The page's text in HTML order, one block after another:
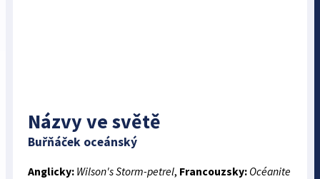
Názvy ve světě
Buřňáček oceánský
Anglicky: Wilson's Storm-petrel, Francouzsky: Océanite